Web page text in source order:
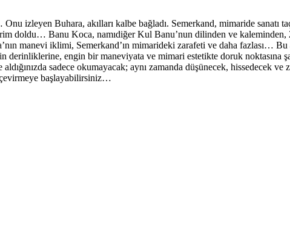
izleyen Buhara, akılları kalbe bağladı. Semerkand, mimaride sanatı
doldu… Banu Koca, namıdiğer Kul Banu’nun dilinden ve kaleminden,
manevi iklimi, Semerkand’ın mimarideki zarafeti ve daha fazlası… Bu
derinliklerine, engin bir maneviyata ve mimari estetikte doruk
sadece okumayacak; aynı zamanda düşünecek, hissedecek ve
başlayabilirsiniz…